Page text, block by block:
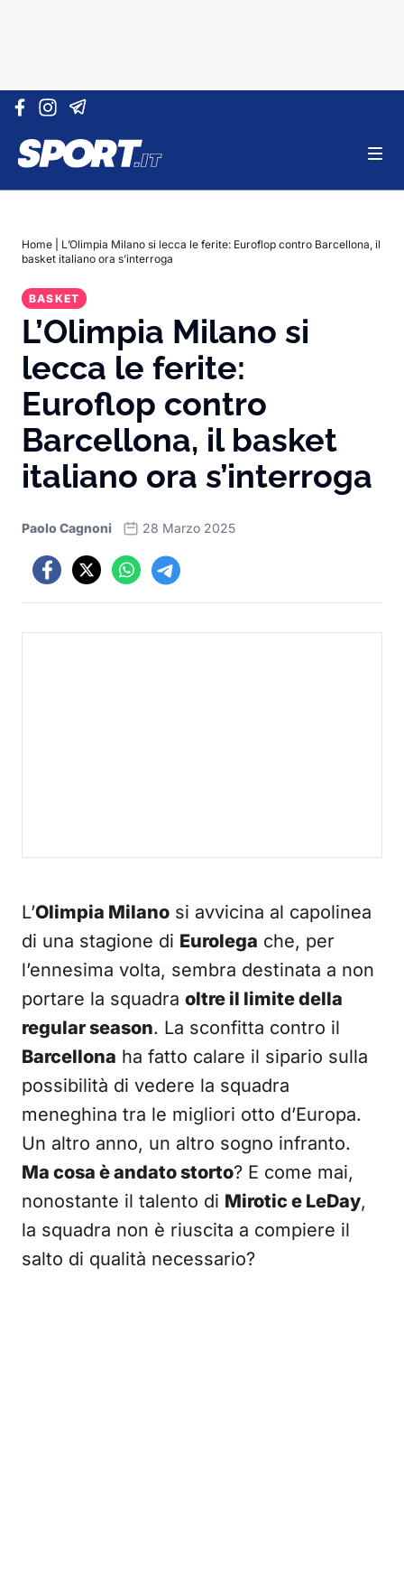
Vai al contenuto
Home
L’Olimpia Milano si lecca le ferite: Euroflop contro Barcellona, il
basket italiano ora s’interroga
BASKET
L’Olimpia Milano si
lecca le ferite:
Euroflop contro
Barcellona, il basket
italiano ora s’interroga
Paolo Cagnoni 28 Marzo 2025
L’Olimpia Milano si avvicina al capolinea
di una stagione di Eurolega che, per
l’ennesima volta, sembra destinata a non
portare la squadra oltre il limite della
regular season. La sconfitta contro il
Barcellona ha fatto calare il sipario sulla
possibilità di vedere la squadra
meneghina tra le migliori otto d’Europa.
Un altro anno, un altro sogno infranto.
Ma cosa è andato storto? E come mai,
nonostante il talento di Mirotic e LeDay,
la squadra non è riuscita a compiere il
salto di qualità necessario?